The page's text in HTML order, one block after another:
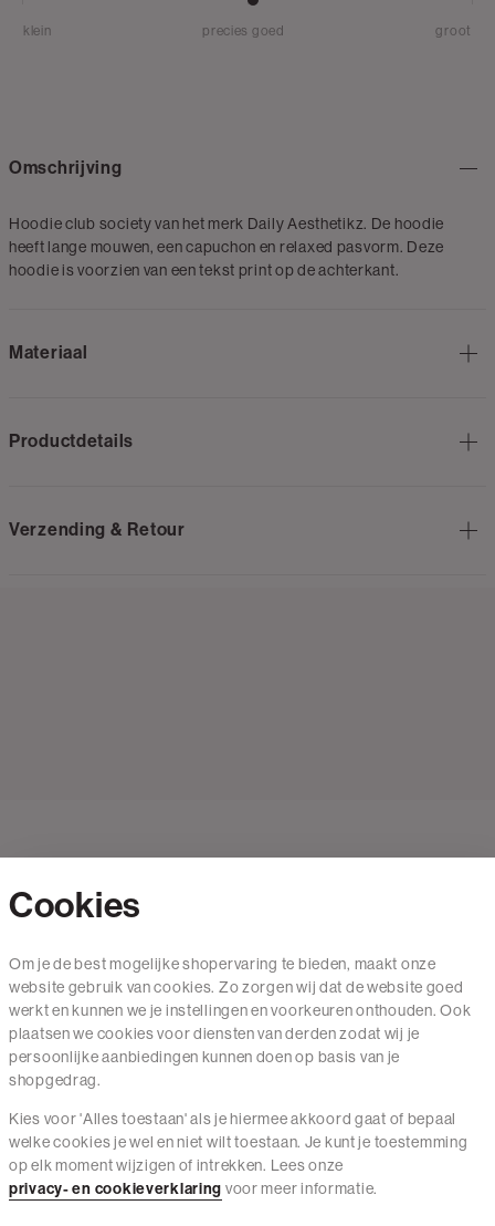
klein precies goed groot
Omschrijving
Hoodie club society van het merk Daily Aesthetikz. De hoodie
heeft lange mouwen, een capuchon en relaxed pasvorm. Deze
hoodie is voorzien van een tekst print op de achterkant.
Materiaal
Productdetails
Verzending & Retour
Mail ons
020 - 3412 650
Van maandag t/m vrijdag van 8.30 uur tot 18.00 uur.
Service
Wij zijn The Sting
Cookies
Om je de best mogelijke shopervaring te bieden, maakt onze
website gebruik van cookies. Zo zorgen wij dat de website goed
werkt en kunnen we je instellingen en voorkeuren onthouden. Ook
plaatsen we cookies voor diensten van derden zodat wij je
persoonlijke aanbiedingen kunnen doen op basis van je
shopgedrag.
Kies voor 'Alles toestaan' als je hiermee akkoord gaat of bepaal
welke cookies je wel en niet wilt toestaan. Je kunt je toestemming
op elk moment wijzigen of intrekken. Lees onze
privacy- en cookieverklaring voor meer informatie.